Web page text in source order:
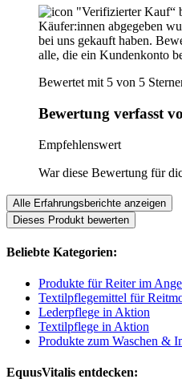
"Verifizierter Kauf“
Käufer:innen abgegeben
bei uns gekauft haben.
alle, die ein Kundenkonto
Bewertet mit 5 von 5
Bewertung verfasst
Empfehlenswert
War diese Bewertung für
Alle Erfahrungsberichte anzeigen
Dieses Produkt bewerten
Beliebte Kategorien:
Produkte für Reiter im
Textilpflegemittel für
Lederpflege in Aktion
Textilpflege in Aktion
Produkte zum Waschen &
EquusVitalis entdecken: